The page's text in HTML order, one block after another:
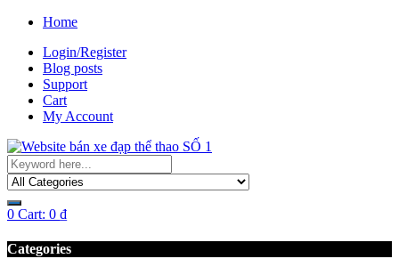
Home
Login/Register
Blog posts
Support
Cart
My Account
0 Cart: 0 ₫
Categories